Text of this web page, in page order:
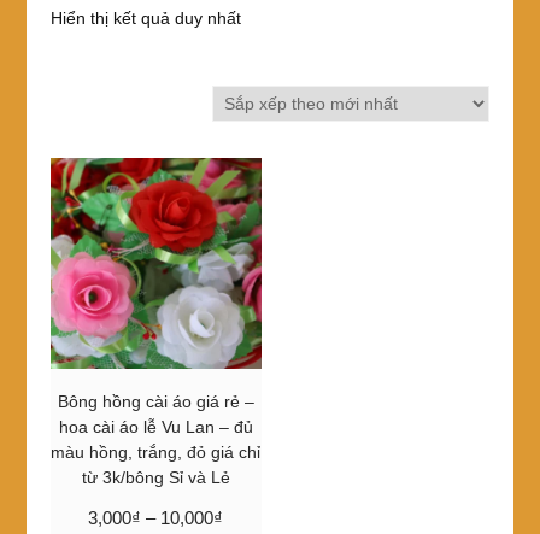
Hiển thị kết quả duy nhất
Bông hồng cài áo giá rẻ –
hoa cài áo lễ Vu Lan – đủ
màu hồng, trắng, đỏ giá chỉ
từ 3k/bông Sỉ và Lẻ
3,000₫ – 10,000₫